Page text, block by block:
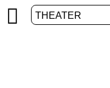
THEATER
